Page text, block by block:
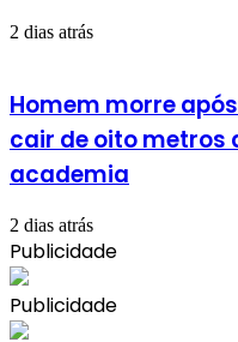
2 dias atrás
Homem morre
cair de oito metros
academia
2 dias atrás
Publicidade
Publicidade